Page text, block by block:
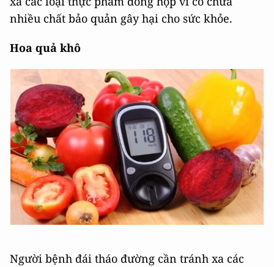
nhiều chất bảo quản gây hại cho sức khỏe.
Hoa quả khô
Người bệnh đái tháo đường cần tránh xa các